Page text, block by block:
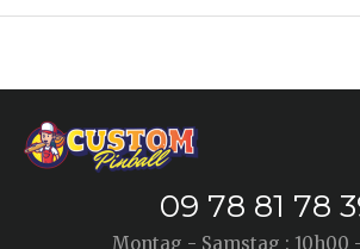
09 78 81 78
Montag - Samstag : 10h00